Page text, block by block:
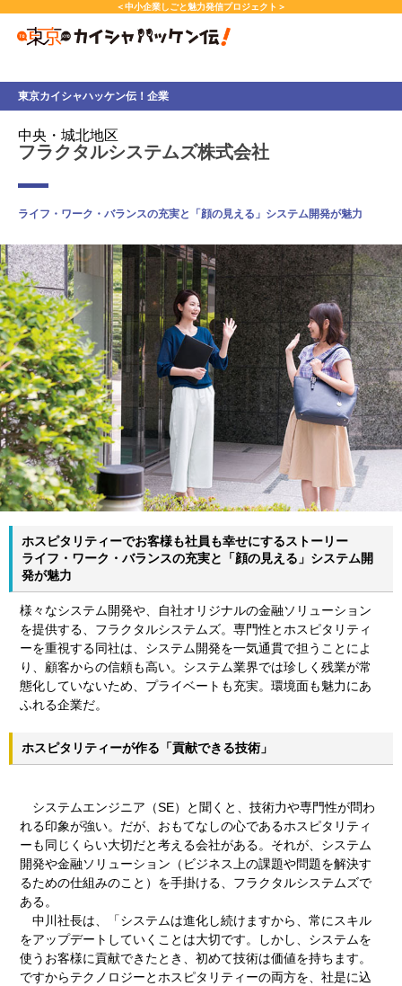
ッ
す。
＜中小企業しごと魅力発信プロジェクト＞
東京カイシャハッケン伝！企業
中央・城北地区
フラクタルシステムズ株式会社
ライフ・ワーク・バランスの充実と「顔の見える」システム開発が魅力
ホスピタリティーでお客様も社員も幸せにするストーリー
ライフ・ワーク・バランスの充実と「顔の見える」システム開
発が魅力
様々なシステム開発や、自社オリジナルの金融ソリューション
を提供する、フラクタルシステムズ。専門性とホスピタリティ
ーを重視する同社は、システム開発を一気通貫で担うことによ
り、顧客からの信頼も高い。システム業界では珍しく残業が常
態化していないため、プライベートも充実。環境面も魅力にあ
ふれる企業だ。
ホスピタリティーが作る「貢献できる技術」
システムエンジニア（SE）と聞くと、技術力や専門性が問わ
れる印象が強い。だが、おもてなしの心であるホスピタリティ
ーも同じくらい大切だと考える会社がある。それが、システム
開発や金融ソリューション（ビジネス上の課題や問題を解決す
るための仕組みのこと）を手掛ける、フラクタルシステムズで
ある。
中川社長は、「システムは進化し続けますから、常にスキル
をアップデートしていくことは大切です。しかし、システムを
使うお客様に貢献できたとき、初めて技術は価値を持ちます。
ですからテクノロジーとホスピタリティーの両方を、社是に込